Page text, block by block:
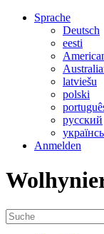
Sprache
Deutsch
eesti
latviešu
polski
русский
Anmelden